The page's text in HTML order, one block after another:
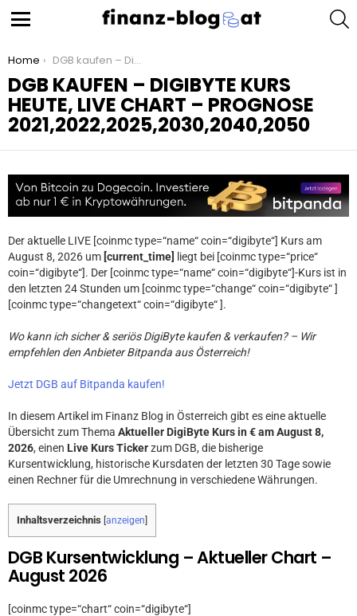
You are here:
Home DGB kaufen – DigiByte Kurs heute, Live Chart – Prognose 2021,2022,2025,2030,2040,2050
DGB KAUFEN – DIGIBYTE KURS
HEUTE, LIVE CHART – PROGNOSE
2021,2022,2025,2030,2040,2050
Der aktuelle LIVE [coinmc type=“name“ coin=“digibyte“] Kurs am
August 8, 2026 um [current_time]
liegt bei [coinmc type=“price“
coin=“digibyte“]. Der [coinmc type=“name“ coin=“digibyte“]-Kurs ist in
den letzten 24 Stunden um [coinmc type=“change“ coin=“digibyte“ ]
[coinmc type=“changetext“ coin=“digibyte“ ].
Wo kann ich sicher & seriös DigiByte kaufen & verkaufen? – Wir
empfehlen den Anbieter Bitpanda aus Österreich!
Jetzt DGB auf Bitpanda kaufen!
In diesem Artikel im Finanz Blog in Österreich gibt es eine aktuelle
Übersicht zum Thema Aktueller DigiByte Kurs in € am August 8,
2026, einen Live Kurs Tickerzum DGB, die bisherige
Kursentwicklung, historische Kursdaten der letzten 30 Tage sowie
einen Rechner für die Umrechnung in verschiedene Währungen.
Inhaltsverzeichnis anzeigen
DGB Kursentwicklung – Aktueller Chart –
August 2026
[coinmc type=“chart“ coin=“digibyte“]